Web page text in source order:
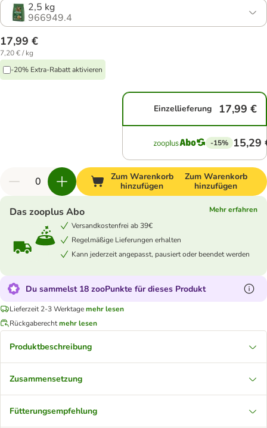
2,5 kg
966949.4
17,99 €
7,20 € / kg
-20% Extra-Rabatt aktivieren
Einzellieferung 17,99 €
-15% 15,29
Zum Warenkorb
hinzufügen
Zum Warenkorb
hinzufügen
Das zooplus Abo
Mehr erfahren
Versandkostenfrei ab 39€
Regelmäßige Lieferungen erhalten
Kann jederzeit angepasst, pausiert oder beendet werden
Du sammelst 18 zooPunkte für dieses Produkt
Lieferzeit 2-3 Werktagemehr lesen
Rückgaberechtmehr lesen
Produktbeschreibung
Zusammensetzung
Fütterungsempfehlung